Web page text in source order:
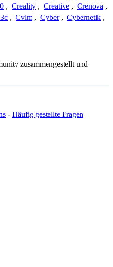
, Creality , Creative , Crenova ,
, Cvlm , Cyber , Cybernetik ,
zusammengestellt und
- Häufig gestellte Fragen